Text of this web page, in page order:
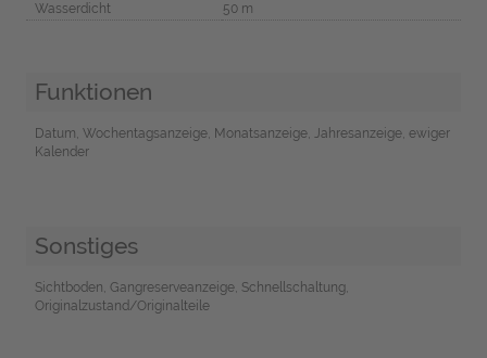
Wasserdicht
50 m
Funktionen
Datum, Wochentagsanzeige, Monatsanzeige, Jahresanzeige, ewiger
Kalender
Sonstiges
Sichtboden, Gangreserveanzeige, Schnellschaltung,
Originalzustand/Originalteile